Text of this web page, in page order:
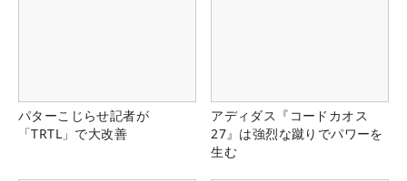
パターこじらせ記者が
「TRTL」で大改善
アディダス『コードカオス
27』は強烈な蹴りでパワーを
生む